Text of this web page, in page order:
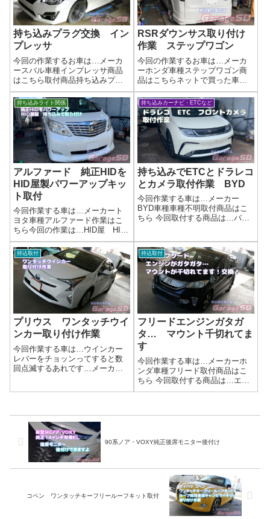
持ち込みプラグ交換 イン
プレッサ
今回の作業するお車は…メーカ
ースバル車種インプレッサ商品
はこちら取付商品持ち込みプラ
グ交換 NGK Premium RX作
業完了プラグ交換とは？スパー
クプラグを交換することで、車
のパフォーマンスや安全性が大
きく向上します。以下にその主
なメリ...
RSRダウンサス取り付け
作業 ステップワゴン
今回の作業するお車は…メーカ
ーホンダ車種ステップワゴン商
品はこちらネットで買った車高
調、持ち込み取り付けOK！理想
の足回りを手軽に実現しません
か？「せっかく手に入れた車高
調キット、取り付けはプロに任
せたい！」 当店なら、お客様が
ご用意した車...
持ち込みライト関係
アルファード 純正HIDを
HID屋製パワーアップキッ
ト取付
今回作業する車は…メーカート
ヨタ車種アルファード作業はこ
ちら今回の作業は…HID屋 HID
パワーアップキット作業写真純
正バラストを交換するにはｊヘ
ッドライトを取り外す必要があ
りますね。【劇的進化！】夜間
ドライブが劇的に変わる！HID・
LED...
持ち込みカーナビ・ETCなど
持ち込みでETCとドラレコ
とカメラ取付作業 BYD
今回作業する車は…メーカー
BYD車種車種不明取付商品はこ
ちら 今回取付する商品は…パナ
トカメラ作業写真📢 持ち込み
OK！ドライブレコーダー取り付
けサービス🚗持ち込みドライ...
持込取付
プリウス ワンタッチウイ
ンカー取り付け作業
今回作業する車は…ウインカー
レバーをチョッンってすると数
回点滅するあれです…メーカー
ってしまうと無いと不便に感じ
るやつです...
持込取付
フリードエンジンガタガ
タ… マウント千切れてま
す
今回作業する車は…メーカーホ
ンダ車種フリード取付商品はこ
ちら 今回取付する商品は…エン
ジンマウントが千切れて完全に
揺れてしまってパワーも伝わな
ね…((+_+)...
90系ノア・VOXY純正後席モニター後付け
コペン ワンタッチキーフリールーフキット取付